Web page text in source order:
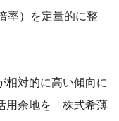
率）を定量的に整
相対的に高い傾向に
用余地を「株式希薄